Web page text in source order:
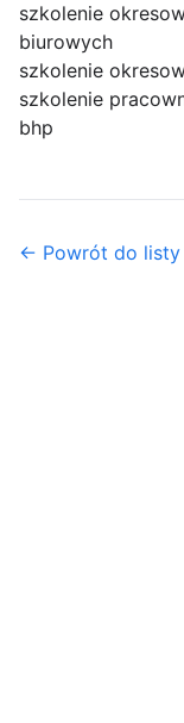
szkolenie
biurowych
szkolenie
szkolenie
bhp
← Powrót do listy